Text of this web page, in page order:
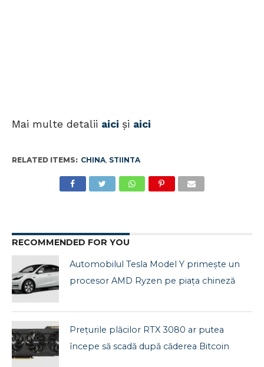
Mai multe detalii aici şi aici
RELATED ITEMS: CHINA, STIINTA
RECOMMENDED FOR YOU
Automobilul Tesla Model Y primește un
procesor AMD Ryzen pe piața chineză
Prețurile plăcilor RTX 3080 ar putea
începe să scadă după căderea Bitcoin